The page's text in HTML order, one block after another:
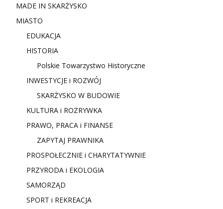
MADE IN SKARŻYSKO
MIASTO
EDUKACJA
HISTORIA
Polskie Towarzystwo Historyczne
INWESTYCJE i ROZWÓJ
SKARŻYSKO W BUDOWIE
KULTURA i ROZRYWKA
PRAWO, PRACA i FINANSE
ZAPYTAJ PRAWNIKA
PROSPOŁECZNIE i CHARYTATYWNIE
PRZYRODA i EKOLOGIA
SAMORZĄD
SPORT i REKREACJA